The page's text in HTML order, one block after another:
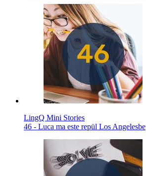
LingQ Mini Stories
46 - Luca ma este repül Los Angelesbe